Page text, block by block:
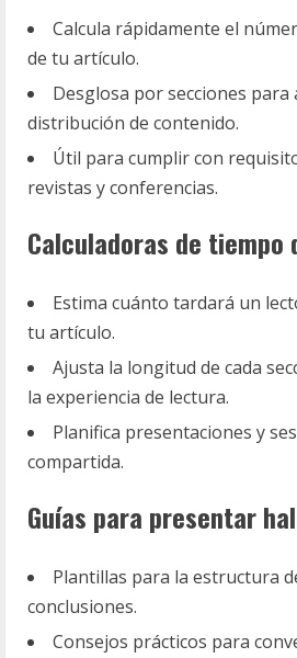
Calcula rápidamente el
de tu artículo.
Desglosa por secciones para
distribución de contenido.
Útil para cumplir con
revistas y conferencias.
Calculadoras de tiempo
Estima cuánto tardará un
tu artículo.
Ajusta la longitud de cada
la experiencia de lectura.
Planifica presentaciones y
compartida.
Guías para presentar
Plantillas para la estructura
conclusiones.
Consejos prácticos para